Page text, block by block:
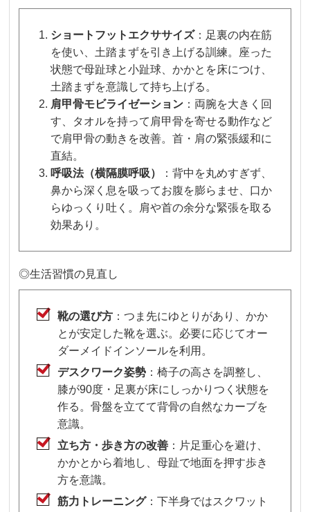
ショートフットエクササイズ ：足裏の内在筋
を使い、土踏まずを引き上げる訓練。座った
状態で母趾球と小趾球、かかとを床につけ、
土踏まずを意識して持ち上げる。
肩甲骨モビライゼーション ：両腕を大きく回
す、タオルを持って肩甲骨を寄せる動作など
で肩甲骨の動きを改善。首・肩の緊張緩和に
直結。
呼吸法（横隔膜呼吸）
：背中を丸めすぎず、
鼻から深く息を吸ってお腹を膨らませ、口か
らゆっくり吐く。肩や首の余分な緊張を取る
効果あり。
◎生活習慣の見直し
靴の選び方 ：つま先にゆとりがあり、かか
とが安定した靴を選ぶ。必要に応じてオー
ダーメイドインソールを利用。
デスクワーク姿勢 ：椅子の高さを調整し、
膝が90度・足裏が床にしっかりつく状態を
作る。骨盤を立てて背骨の自然なカーブを
意識。
立ち方・歩き方の改善 ：片足重心を避け、
かかとから着地し、母趾で地面を押す歩き
方を意識。
筋力トレーニング：下半身ではスクワット